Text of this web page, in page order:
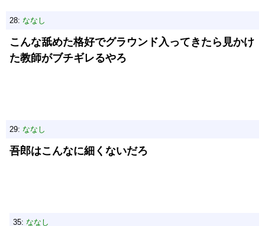
28: ななし
こんな舐めた格好でグラウンド入ってきたら見かけ
た教師がブチギレるやろ
29: ななし
吾郎はこんなに細くないだろ
35: ななし